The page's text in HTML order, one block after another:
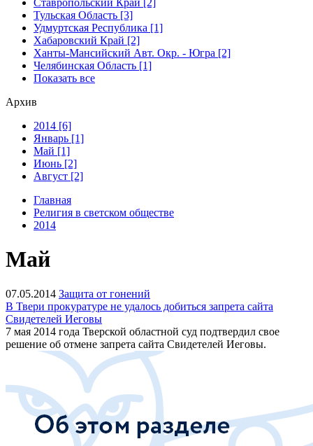
Ставропольский Край [2]
Тульская Область [3]
Удмуртская Республика [1]
Хабаровский Край [2]
Ханты-Мансийский Авт. Окр. - Югра [2]
Челябинская Область [1]
Показать все
Архив
2014 [6]
Январь [1]
Май [1]
Июнь [2]
Август [2]
Главная
Религия в светском обществе
2014
Май
07.05.2014 Защита от гонений
В Твери прокуратуре не удалось добиться запрета сайта
Свидетелей Иеговы
7 мая 2014 года Тверской областной суд подтвердил свое
решение об отмене запрета сайта Свидетелей Иеговы.